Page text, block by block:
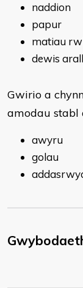
naddion
papur
matiau
dewis arall
Gwirio a
amodau stabl
awyru
golau